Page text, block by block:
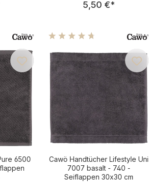
5,50 €*
von 5 von 5 Sternen
6500
Cawö Handtücher Lifestyle Uni
7007 basalt - 740 -
Seiflappen 30x30 cm